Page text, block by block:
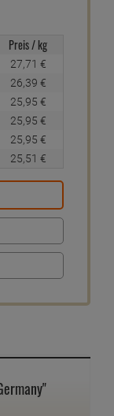
Preis / kg
27,71 €
26,39 €
25,95 €
25,95 €
25,95 €
25,51 €